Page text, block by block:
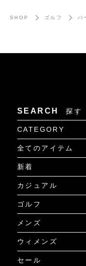
SHOP ゴルフ パ
SEARCH 探す
CATEGORY
全てのアイテム
新着
カジュアル
ゴルフ
メンズ
ウィメンズ
セール